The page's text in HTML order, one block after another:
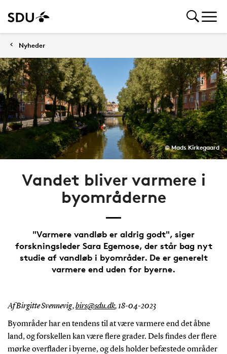
Nyheder
© Mads Kirkegaard
Vandet bliver varmere i
byområderne
"Varmere vandløb er aldrig godt", siger
forskningsleder Sara Egemose, der står bag nyt
studie af vandløb i byområder. De er generelt
varmere end uden for byerne.
Af Birgitte Svennevig,birs@sdu.dk,18-04-2023
Byområder har en tendens til at være varmere end det åbne
land, og forskellen kan være flere grader. Dels findes der flere
mørke overflader i byerne, og dels holder befæstede områder